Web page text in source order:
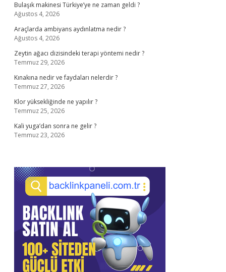
Bulaşık makinesi Türkiye’ye ne zaman geldi ?
Ağustos 4, 2026
Araçlarda ambiyans aydınlatma nedir ?
Ağustos 4, 2026
Zeytin ağacı dizisindeki terapi yöntemi nedir ?
Temmuz 29, 2026
Kınakına nedir ve faydaları nelerdir ?
Temmuz 27, 2026
Klor yüksekliğinde ne yapılır ?
Temmuz 25, 2026
Kali yuga’dan sonra ne gelir ?
Temmuz 23, 2026